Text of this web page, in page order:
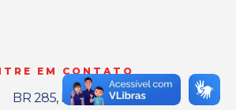
EM CONTATO
BR 285, Km 461